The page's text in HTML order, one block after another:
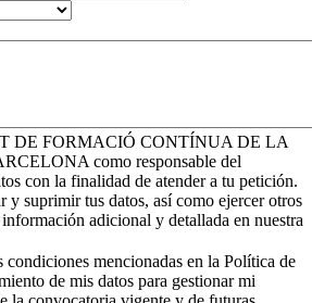
DE FORMACIÓ CONTÍNUA DE LA
como responsable del
con la finalidad de atender a tu petición.
y suprimir tus datos, así como ejercer otros
adicional y detallada en nuestra
condiciones mencionadas en la Política de
de mis datos para gestionar mi